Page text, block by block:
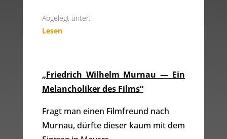
Abgelegt unter:
Lesen
„Friedrich Wilhelm Murnau — Ein
Melancholiker des Films“
Fragt man einen Filmfreund nach
Murnau, dürfte dieser kaum mit dem